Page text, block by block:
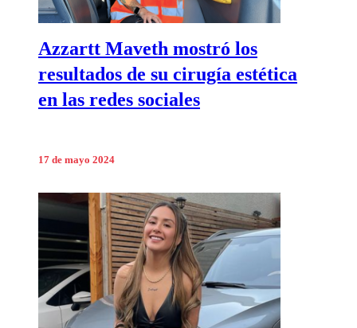
Azzartt Maveth mostró los
resultados de su cirugía estética
en las redes sociales
17 de mayo 2024